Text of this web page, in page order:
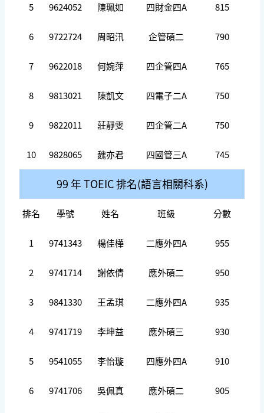
5 9624052 陳珮如 四財金四A 815
6 9722724 周昭汛 企管碩二 790
7 9622018 何婉萍 四企管四A 765
8 9813021 陳凱文 四電子二A 750
9 9822011 莊靜雯 四企管二A 750
10 9828065 魏亦君 四國管三A 745
99 年TOEIC 排名(語言相關科系)
排名 學號 姓名 班級 分數
1 9741343 楊佳樺 二應外四A 955
2 9741714 謝依倩 應外碩二 950
3 9841330 王孟琪 二應外四A 935
4 9741719 李坤益 應外碩三 930
5 9541055 李怡璇 四應外四A 910
6 9741706 吳佩真 應外碩二 905